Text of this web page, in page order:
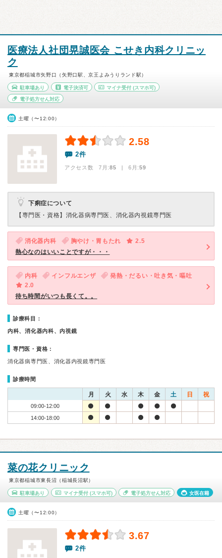
医療法人社団晃誠医会 こせき内科クリニッ
ク
東京都稲城市矢野口（矢野口駅、京王よみうりランド駅）
駐車場あり 電子決済可 マイナ受付 (スマホ可)
電子処方せん対応
土曜（〜12:00）
2.58
2件
アクセス数 7月:85 | 6月:59
下痢症について
【専門医・資格】 消化器病専門医、消化器内視鏡専門医
消化器内科 胸やけ・胃もたれ
2.5
熱心なのはいいことですが・・・
内科 インフルエンザ
発熱・だるい・吐き気・嘔吐
2.0
待ち時間がいつも長くて。。
診療科目：
内科、消化器内科、内視鏡
専門医・資格：
消化器病専門医、消化器内視鏡専門医
診療時間
月 火 水 木 金 土 日 祝
09:00-12:00
14:00-18:00
菜の花クリニック
東京都稲城市東長沼（稲城長沼駅）
駐車場あり マイナ受付(スマホ可) 電子処方せん対応 女医在籍
土曜（〜12:00）
3.67
2件